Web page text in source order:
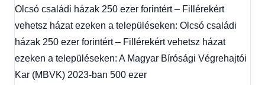
Gazdaság,
Hírek ,
Hírek
kézből,
Olcsó családi házak 250 ezer forintért – Fillérekért
vehetsz házat ezeken a településeken: Olcsó családi
házak 250 ezer forintért – Fillérekért vehetsz házat
ezeken a településeken: A Magyar Bírósági Végrehajtói
Kar (MBVK) 2023-ban 500 ezer